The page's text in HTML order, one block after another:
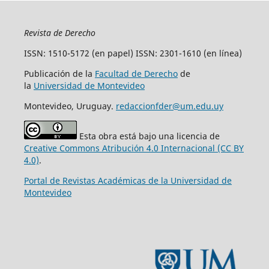
Revista de Derecho
ISSN: 1510-5172 (en papel) ISSN: 2301-1610 (en línea)
Publicación de la Facultad de Derechode
la Universidad de Montevideo
Montevideo, Uruguay. redaccionfder@um.edu.uy
Esta obra está bajo una licencia de
Creative Commons Atribución 4.0 Internacional (CC BY
4.0).
Portal de Revistas Académicas de la Universidad de
Montevideo